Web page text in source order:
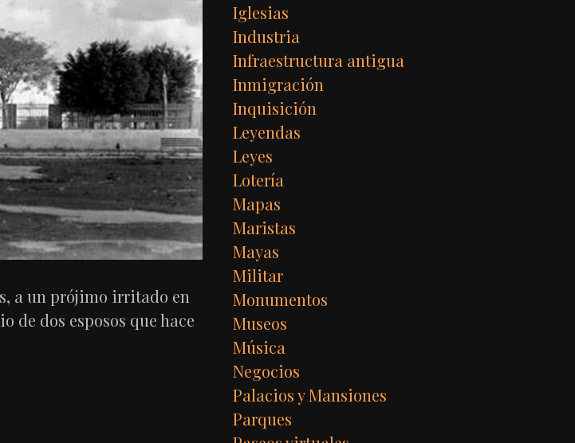
a un prójimo irritado en
de dos esposos que hace
Iglesias
Industria
Infraestructura antigua
Inmigración
Inquisición
Leyendas
Leyes
Lotería
Mapas
Maristas
Mayas
Militar
Monumentos
Museos
Música
Negocios
Palacios y Mansiones
Parques